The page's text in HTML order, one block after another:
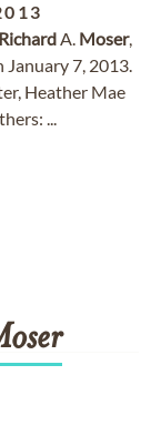
RichardA. Moser,
January 7, 2013.
Heather Mae
...